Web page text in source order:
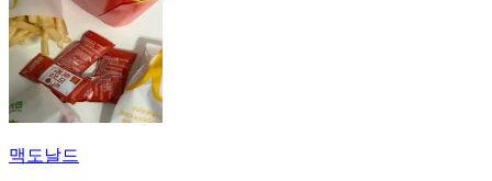
맥도날드